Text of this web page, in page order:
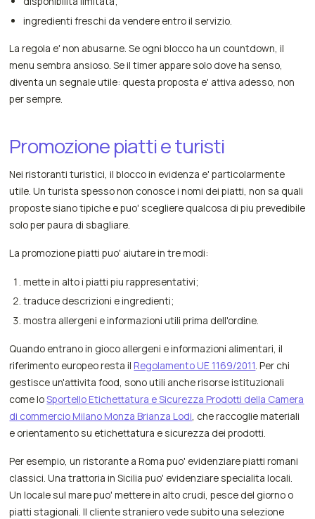
ingredienti freschi da vendere entro il servizio.
La regola e' non abusarne. Se ogni blocco ha un countdown, il
menu sembra ansioso. Se il timer appare solo dove ha senso,
diventa un segnale utile: questa proposta e' attiva adesso, non
per sempre.
Promozione piatti e turisti
Nei ristoranti turistici, il blocco in evidenza e' particolarmente
utile. Un turista spesso non conosce i nomi dei piatti, non sa quali
proposte siano tipiche e puo' scegliere qualcosa di piu prevedibile
solo per paura di sbagliare.
La promozione piatti puo' aiutare in tre modi:
mette in alto i piatti piu rappresentativi;
traduce descrizioni e ingredienti;
mostra allergeni e informazioni utili prima dell'ordine.
Quando entrano in gioco allergeni e informazioni alimentari, il
riferimento europeo resta il Regolamento UE 1169/2011 . Per chi
gestisce un'attivita food, sono utili anche risorse istituzionali
come loSportello Etichettatura e Sicurezza Prodotti della Camera
di commercio Milano Monza Brianza Lodi , che raccoglie materiali
e orientamento su etichettatura e sicurezza dei prodotti.
Per esempio, un ristorante a Roma puo' evidenziare piatti romani
classici. Una trattoria in Sicilia puo' evidenziare specialita locali.
Un locale sul mare puo' mettere in alto crudi, pesce del giorno o
piatti stagionali. Il cliente straniero vede subito una selezione